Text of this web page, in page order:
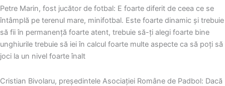
Petre Marin, fost jucător de fotbal: E foarte diferit de ceea ce se
întâmplă pe terenul mare, minifotbal. Este foarte dinamic şi trebuie
să fii în permanenţă foarte atent, trebuie să-ţi alegi foarte bine
unghiurile trebuie să iei în calcul foarte multe aspecte ca să poţi să
joci la un nivel foarte înalt
Cristian Bivolaru, preşedintele Asociaţiei Române de Padbol: Dacă